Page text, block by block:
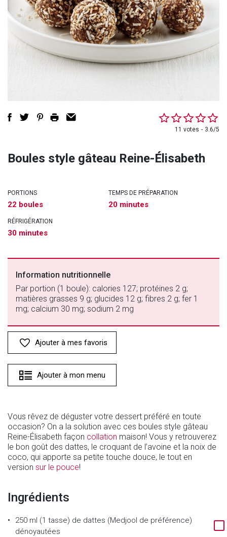
11 votes 3.6/5
Boules style gâteau Reine-Élisabeth
PORTIONS
22 boules
TEMPS DE PRÉPARATION
20 minutes
RÉFRIGÉRATION
30 minutes
Information nutritionnelle
Par portion (1 boule): calories 127; protéines 2 g;
matières grasses 9 g; glucides 12 g; fibres 2 g; fer 1
mg; calcium 30 mg; sodium 2 mg
Ajouter à mes favoris
Ajouter à mon menu
Vous rêvez de déguster votre dessert préféré en toute
occasion? On a la solution avec ces boules style gâteau
Reine-Élisabeth façon collation maison! Vous y retrouverez
le bon goût des dattes, le croquant de l’avoine et la noix de
coco, qui apporte sa petite touche douce, le tout en
version sur le pouce!
Ingrédients
250 ml (1 tasse) de dattes (Medjool de préférence)
dénoyautées